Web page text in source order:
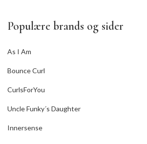
Populære brands og sider
As I Am
Bounce Curl
CurlsForYou
Uncle Funky´s Daughter
Innersense